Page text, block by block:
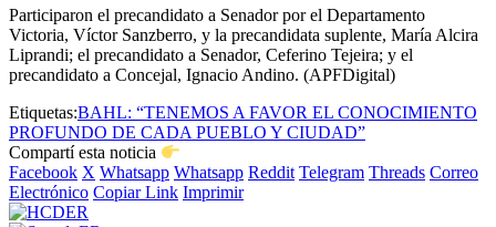
Participaron el precandidato a Senador por el Departamento
Victoria, Víctor Sanzberro, y la precandidata suplente, María Alcira
Liprandi; el precandidato a Senador, Ceferino Tejeira; y el
precandidato a Concejal, Ignacio Andino. (APFDigital)
Etiquetas:BAHL: “TENEMOS A FAVOR EL CONOCIMIENTO
PROFUNDO DE CADA PUEBLO Y CIUDAD”
Compartí esta noticia
Facebook X Whatsapp Whatsapp Reddit Telegram Threads Correo
Electrónico Copiar Link Imprimir